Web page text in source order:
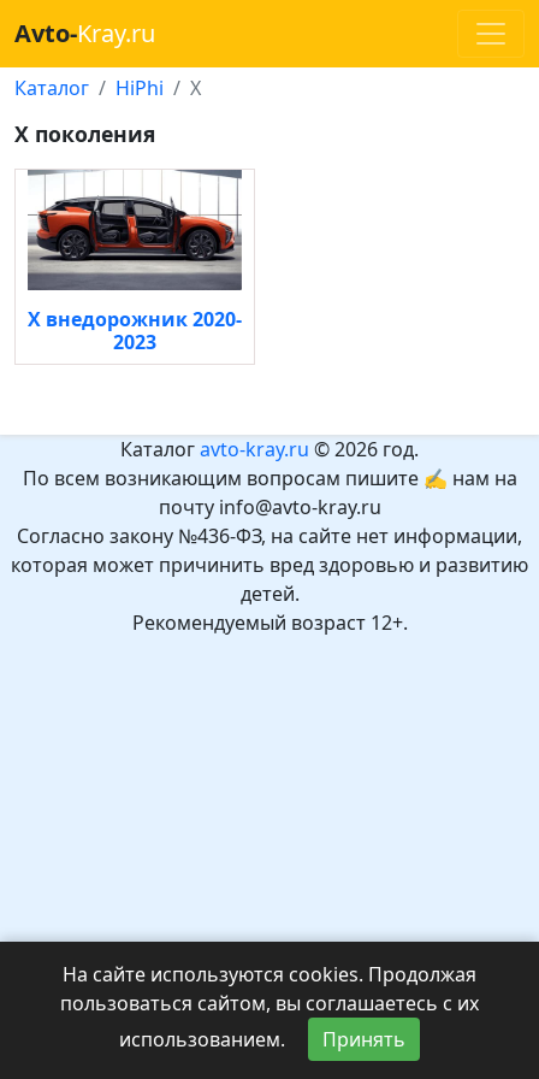
Avto-Kray.ru
Каталог HiPhi X
X поколения
X внедорожник 2020-
2023
Каталогavto-kray.ru © 2026 год.
По всем возникающим вопросам пишите ✍ нам на
почту info@avto-kray.ru
Согласно закону №436-ФЗ, на сайте нет информации,
которая может причинить вред здоровью и развитию
детей.
Рекомендуемый возраст 12+.
На сайте используются cookies. Продолжая
пользоваться сайтом, вы соглашаетесь с их
использованием.
Принять